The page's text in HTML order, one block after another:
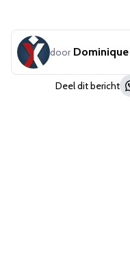
door
Deel dit bericht